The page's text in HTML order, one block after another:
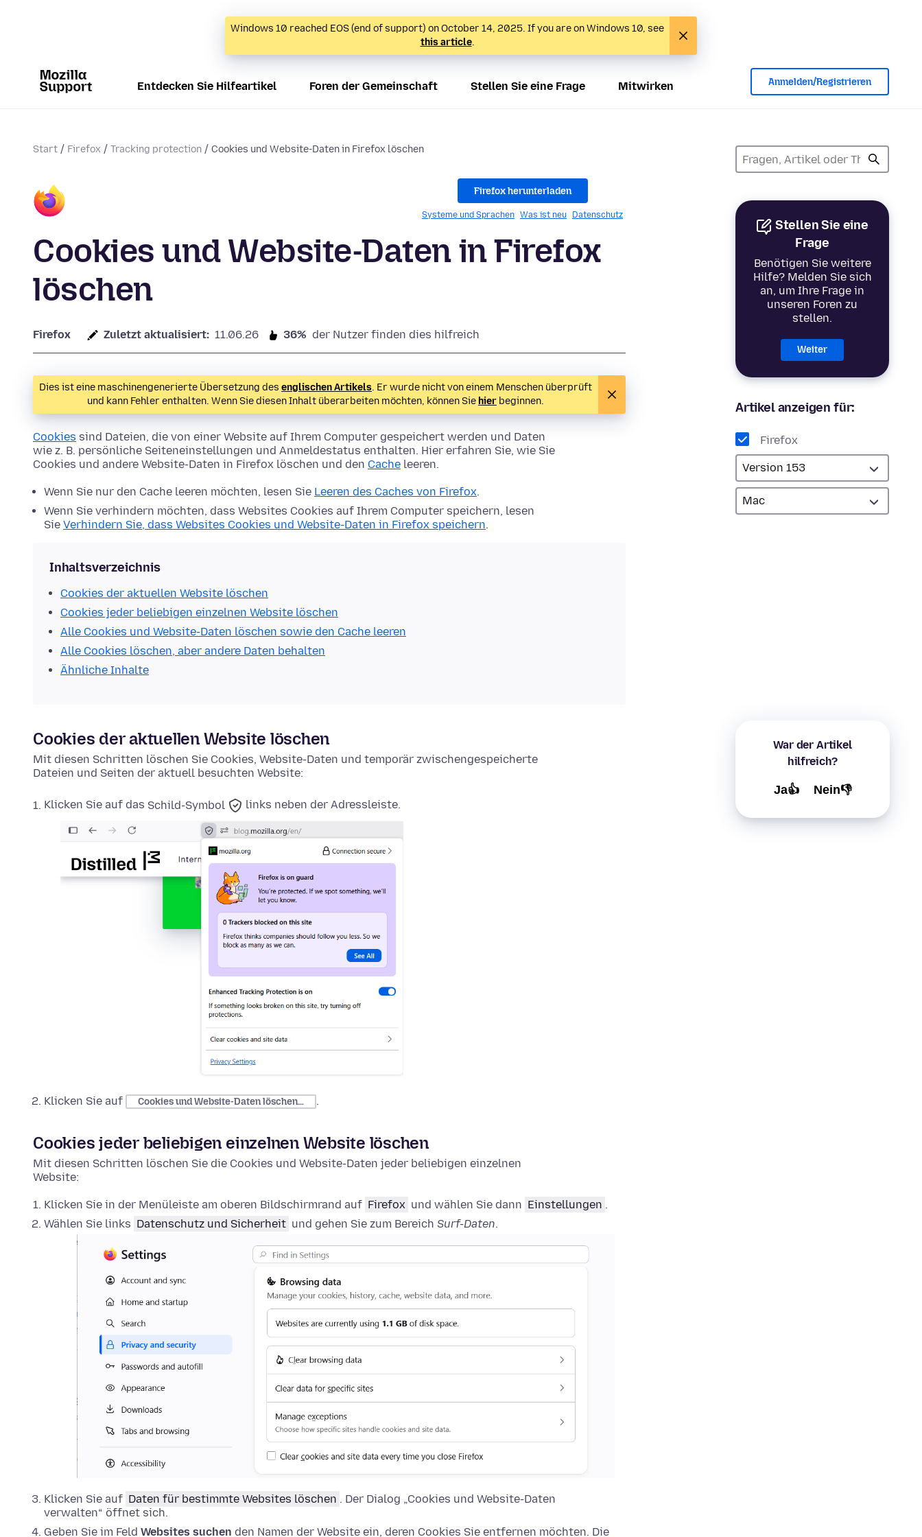
Windows 10 reached EOS (end of support) on October 14, 2025. If you are on Windows 10, see
this article.
Entdecken Sie Hilfeartikel Foren der Gemeinschaft Stellen Sie eine Frage Mitwirken Anmelden/Registrieren
Start Firefox Tracking protection Cookies und Website-Daten in Firefox löschen
Stellen Sie eine
Frage
Benötigen Sie weitere
Hilfe? Melden Sie sich
an, um Ihre Frage in
unseren Foren zu
stellen.
Weiter
Artikel anzeigen für:
Firefox
War der Artikel
hilfreich?
Ja👍 Nein👎
Firefox herunterladen
Systeme und Sprachen Was ist neu Datenschutz
Cookies und Website-Daten in Firefox
löschen
Firefox Zuletzt aktualisiert: 11.06.26 36% der Nutzer finden dies hilfreich
Dies ist eine maschinengenerierte Übersetzung des englischen Artikels. Er wurde nicht von einem Menschen überprüft
und kann Fehler enthalten. Wenn Sie diesen Inhalt überarbeiten möchten, können Sie hier beginnen.
Cookies sind Dateien, die von einer Website auf Ihrem Computer gespeichert werden und Daten
wie z. B. persönliche Seiteneinstellungen und Anmeldestatus enthalten. Hier erfahren Sie, wie Sie
Cookies und andere Website-Daten in Firefox löschen und den Cache leeren.
Wenn Sie nur den Cache leeren möchten, lesen Sie Leeren des Caches von Firefox.
Wenn Sie verhindern möchten, dass Websites Cookies auf Ihrem Computer speichern, lesen
Sie Verhindern Sie, dass Websites Cookies und Website-Daten in Firefox speichern.
Inhaltsverzeichnis
Cookies der aktuellen Website löschen
Cookies jeder beliebigen einzelnen Website löschen
Alle Cookies und Website-Daten löschen sowie den Cache leeren
Alle Cookies löschen, aber andere Daten behalten
Ähnliche Inhalte
Cookies der aktuellen Website löschen
Mit diesen Schritten löschen Sie Cookies, Website-Daten und temporär zwischengespeicherte
Dateien und Seiten der aktuell besuchten Website:
Klicken Sie auf das Schild-Symbol links neben der Adressleiste.
Klicken Sie auf Cookies und Website-Daten löschen… .
Cookies jeder beliebigen einzelnen Website löschen
Mit diesen Schritten löschen Sie die Cookies und Website-Daten jeder beliebigen einzelnen
Website:
Klicken Sie in der Menüleiste am oberen Bildschirmrand auf Firefox und wählen Sie dann Einstellungen .
Wählen Sie links Datenschutz und Sicherheit und gehen Sie zum Bereich Surf-Daten.
Klicken Sie auf Daten für bestimmte Websites löschen . Der Dialog „Cookies und Website-Daten
verwalten“ öffnet sich.
Geben Sie im Feld Websites suchen den Namen der Website ein, deren Cookies Sie entfernen möchten. Die